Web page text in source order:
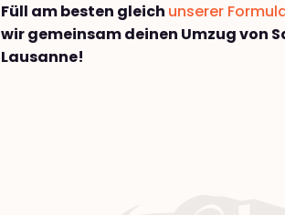
Füll am besten gleich unserer
wir gemeinsam deinen Umzug von
Lausanne!